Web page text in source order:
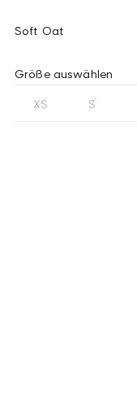
Soft Oat
Größe auswählen
XS S